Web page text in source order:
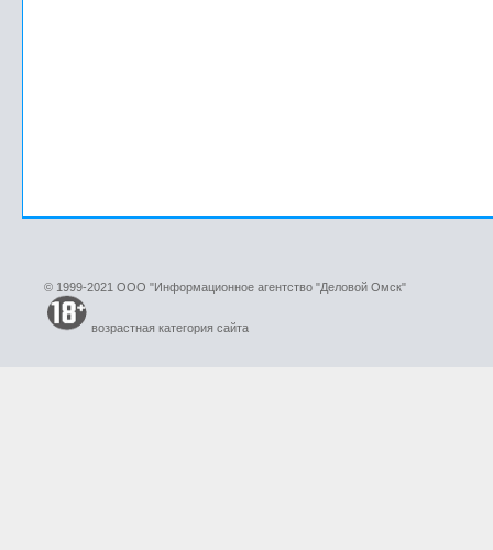
© 1999-2021 ООО "Информационное агентство "Деловой Омск"
возрастная категория сайта